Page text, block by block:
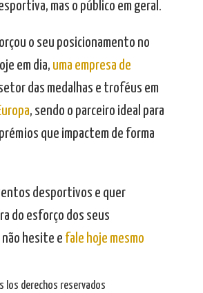
mas o público em geral.
o seu posicionamento no
em dia, uma empresa de
das medalhas e troféus em
, sendo o parceiro ideal para
que impactem de forma
desportivos e quer
do esforço dos seus
hesite e fale hoje mesmo
los derechos reservados